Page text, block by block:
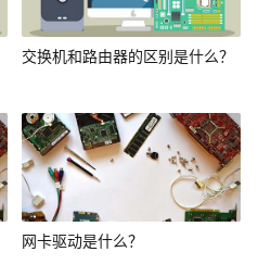
交换机和路由器的区别是什么？
网卡驱动是什么？